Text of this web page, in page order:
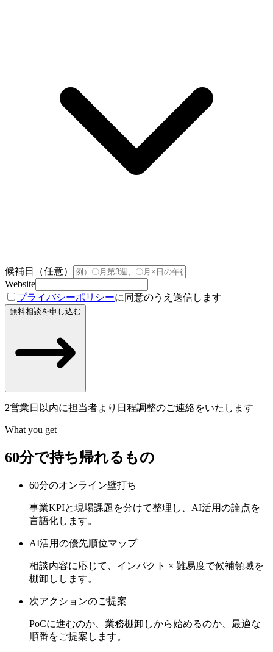
候補日（任意）
Website
プライバシーポリシーに同意のうえ送信します
無料相談を申し込む
2営業日以内に担当者より日程調整のご連絡をいたします
What you get
60分で持ち帰れるもの
60分のオンライン壁打ち
事業KPIと現場課題を分けて整理し、AI活用の論点を
言語化します。
AI活用の優先順位マップ
相談内容に応じて、インパクト × 難易度で候補領域を
棚卸しします。
次アクションのご提案
PoCに進むのか、業務棚卸しから始めるのか、最適な
順番をご提案します。